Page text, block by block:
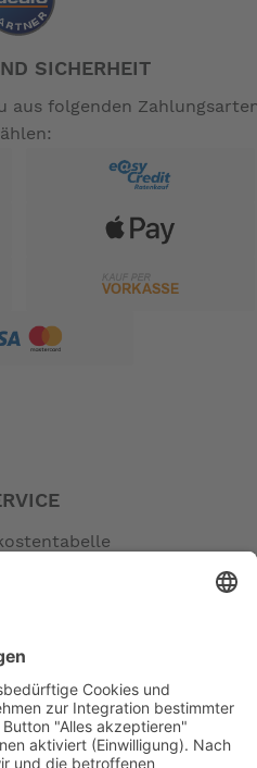
SICHERHEIT
aus folgenden
Barrierefreiheit